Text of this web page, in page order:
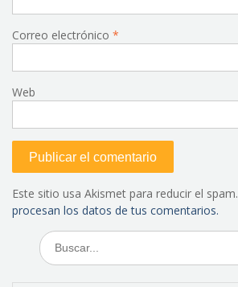
Correo electrónico *
Web
Este sitio usa Akismet para reducir el spam.
procesan los datos de tus comentarios.
Buscar: